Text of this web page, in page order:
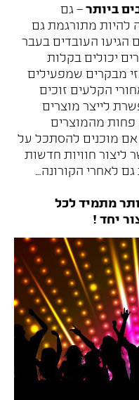
– גם
להיות מתורגמת גם
הגיעו העובדים בעבר
יכולים בקלות
מבקרים שמפעילים
הקלעים זוכים
לייצר מוצרים
פחות מהמוצרים
אם מוכנים להסתכל על
חוויות חדשות
גם לאחרי הקורונה…
מתמיד לכל
יחד !